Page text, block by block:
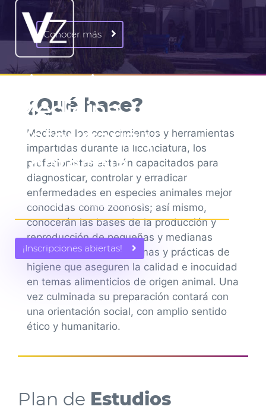
Licenciatura en
Medicina
Veterinaria y
Zootecnia
N° de Acuerdo es 20241096
¡Inscripciones abiertas!
Conocer más
¿Qué hace?
Mediante los conocimientos y herramientas
impartidas durante la licenciatura, los
profesionistas estarán capacitados para
diagnosticar, controlar y erradicar
enfermedades en especies animales mejor
conocidas como zoonosis; así mismo,
conocerán las bases de la producción y
reproducción de pequeñas y medianas
especies, aplicando normas y prácticas de
higiene que aseguren la calidad e inocuidad
en temas alimenticios de origen animal. Una
vez culminada su preparación contará con
una orientación social, con amplio sentido
ético y humanitario.
Plan de Estudios